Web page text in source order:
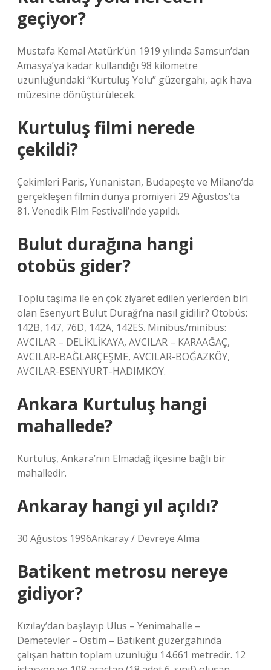
geçiyor?
Mustafa Kemal Atatürk’ün 1919 yılında Samsun’dan
Amasya’ya kadar kullandığı 98 kilometre
uzunluğundaki “Kurtuluş Yolu” güzergahı, açık hava
müzesine dönüştürülecek.
Kurtuluş filmi nerede
çekildi?
Çekimleri Paris, Yunanistan, Budapeşte ve Milano’da
gerçekleşen filmin dünya prömiyeri 29 Ağustos’ta
81. Venedik Film Festivali’nde yapıldı.
Bulut durağına hangi
otobüs gider?
Toplu taşıma ile en çok ziyaret edilen yerlerden biri
olan Esenyurt Bulut Durağı’na nasıl gidilir? Otobüs:
142B, 147, 76D, 142A, 142ES. Minibüs/minibüs:
AVCILAR – DELİKLİKAYA, AVCILAR – KARAAĞAÇ,
AVCILAR-BAĞLARÇEŞME, AVCILAR-BOĞAZKÖY,
AVCILAR-ESENYURT-HADIMKÖY.
Ankara Kurtuluş hangi
mahallede?
Kurtuluş, Ankara’nın Elmadağ ilçesine bağlı bir
mahalledir.
Ankaray hangi yıl açıldı?
30 Ağustos 1996Ankaray / Devreye Alma
Batikent metrosu nereye
gidiyor?
Kızılay’dan başlayıp Ulus – Yenimahalle –
Demetevler – Ostim – Batıkent güzergahında
çalışan hattın toplam uzunluğu 14.661 metredir. 12